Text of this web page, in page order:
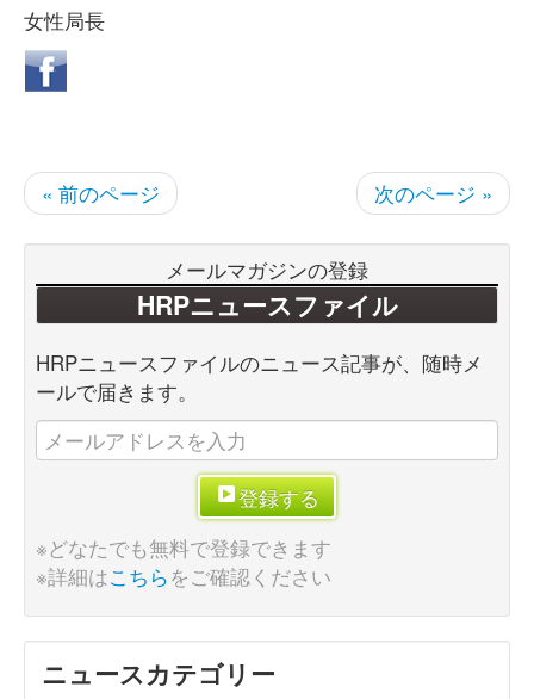
女性局長
« 前のページ 次のページ »
メールマガジンの登録
HRPニュースファイル
HRPニュースファイルのニュース記事が、随時メ
ールで届きます。
登録する
※どなたでも無料で登録できます
※詳細はこちらをご確認ください
ニュースカテゴリー